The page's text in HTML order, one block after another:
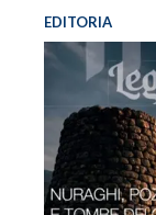
EDITORIA